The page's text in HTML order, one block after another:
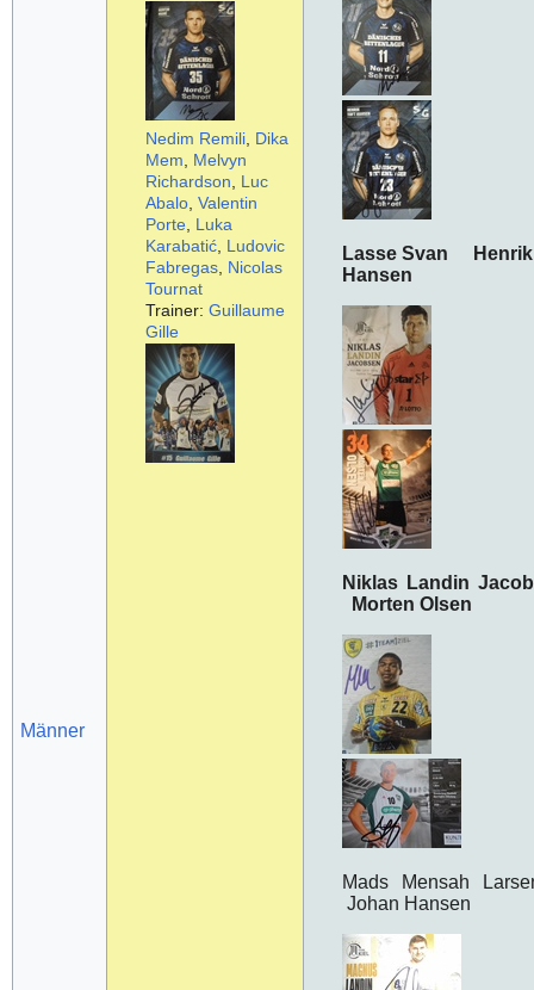
Männer
Nedim Remili, Dika
Mem
Melvyn
Richardson
Luc
Abalo, Valentin
Porte, Luka
Karabatić, Ludovic
Fabregas, Nicolas
Tournat
Trainer: Guillaume
Gille
Lasse Svan Henrik
Hansen
Niklas Landin
Morten Olsen
Mads Mensah
Johan Hansen